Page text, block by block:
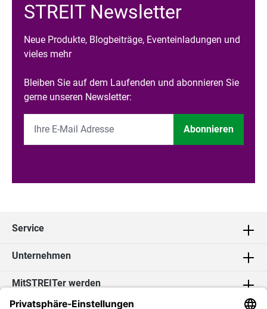
STREIT Newsletter
Neue Produkte, Blogbeiträge, Eventeinladungen und
vieles mehr
Bleiben Sie auf dem Laufenden und abonnieren Sie
gerne unseren Newsletter:
Abonnieren
Service
Unternehmen
MitSTREITer werden